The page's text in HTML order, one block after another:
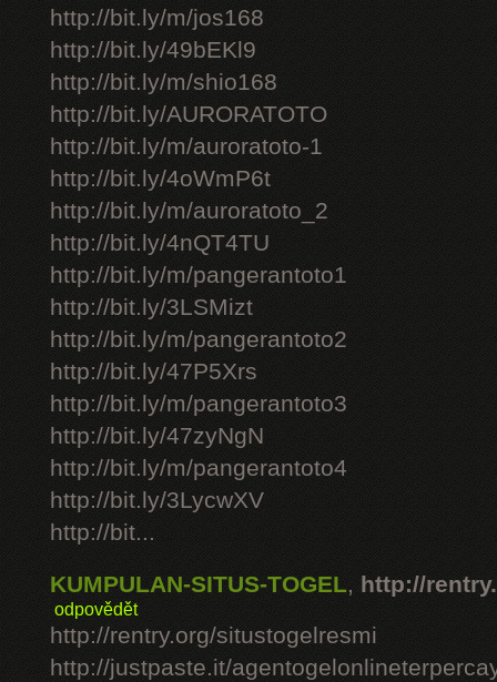
http://bit.ly/m/jos168
http://bit.ly/49bEKl9
http://bit.ly/m/shio168
http://bit.ly/AURORATOTO
http://bit.ly/m/auroratoto-1
http://bit.ly/4oWmP6t
http://bit.ly/m/auroratoto_2
http://bit.ly/4nQT4TU
http://bit.ly/m/pangerantoto1
http://bit.ly/3LSMizt
http://bit.ly/m/pangerantoto2
http://bit.ly/47P5Xrs
http://bit.ly/m/pangerantoto3
http://bit.ly/47zyNgN
http://bit.ly/m/pangerantoto4
http://bit.ly/3LycwXV
http://bit...
KUMPULAN-SITUS-TOGEL, http://
odpovědět
http://rentry.org/situstogelresmi
http://justpaste.it/